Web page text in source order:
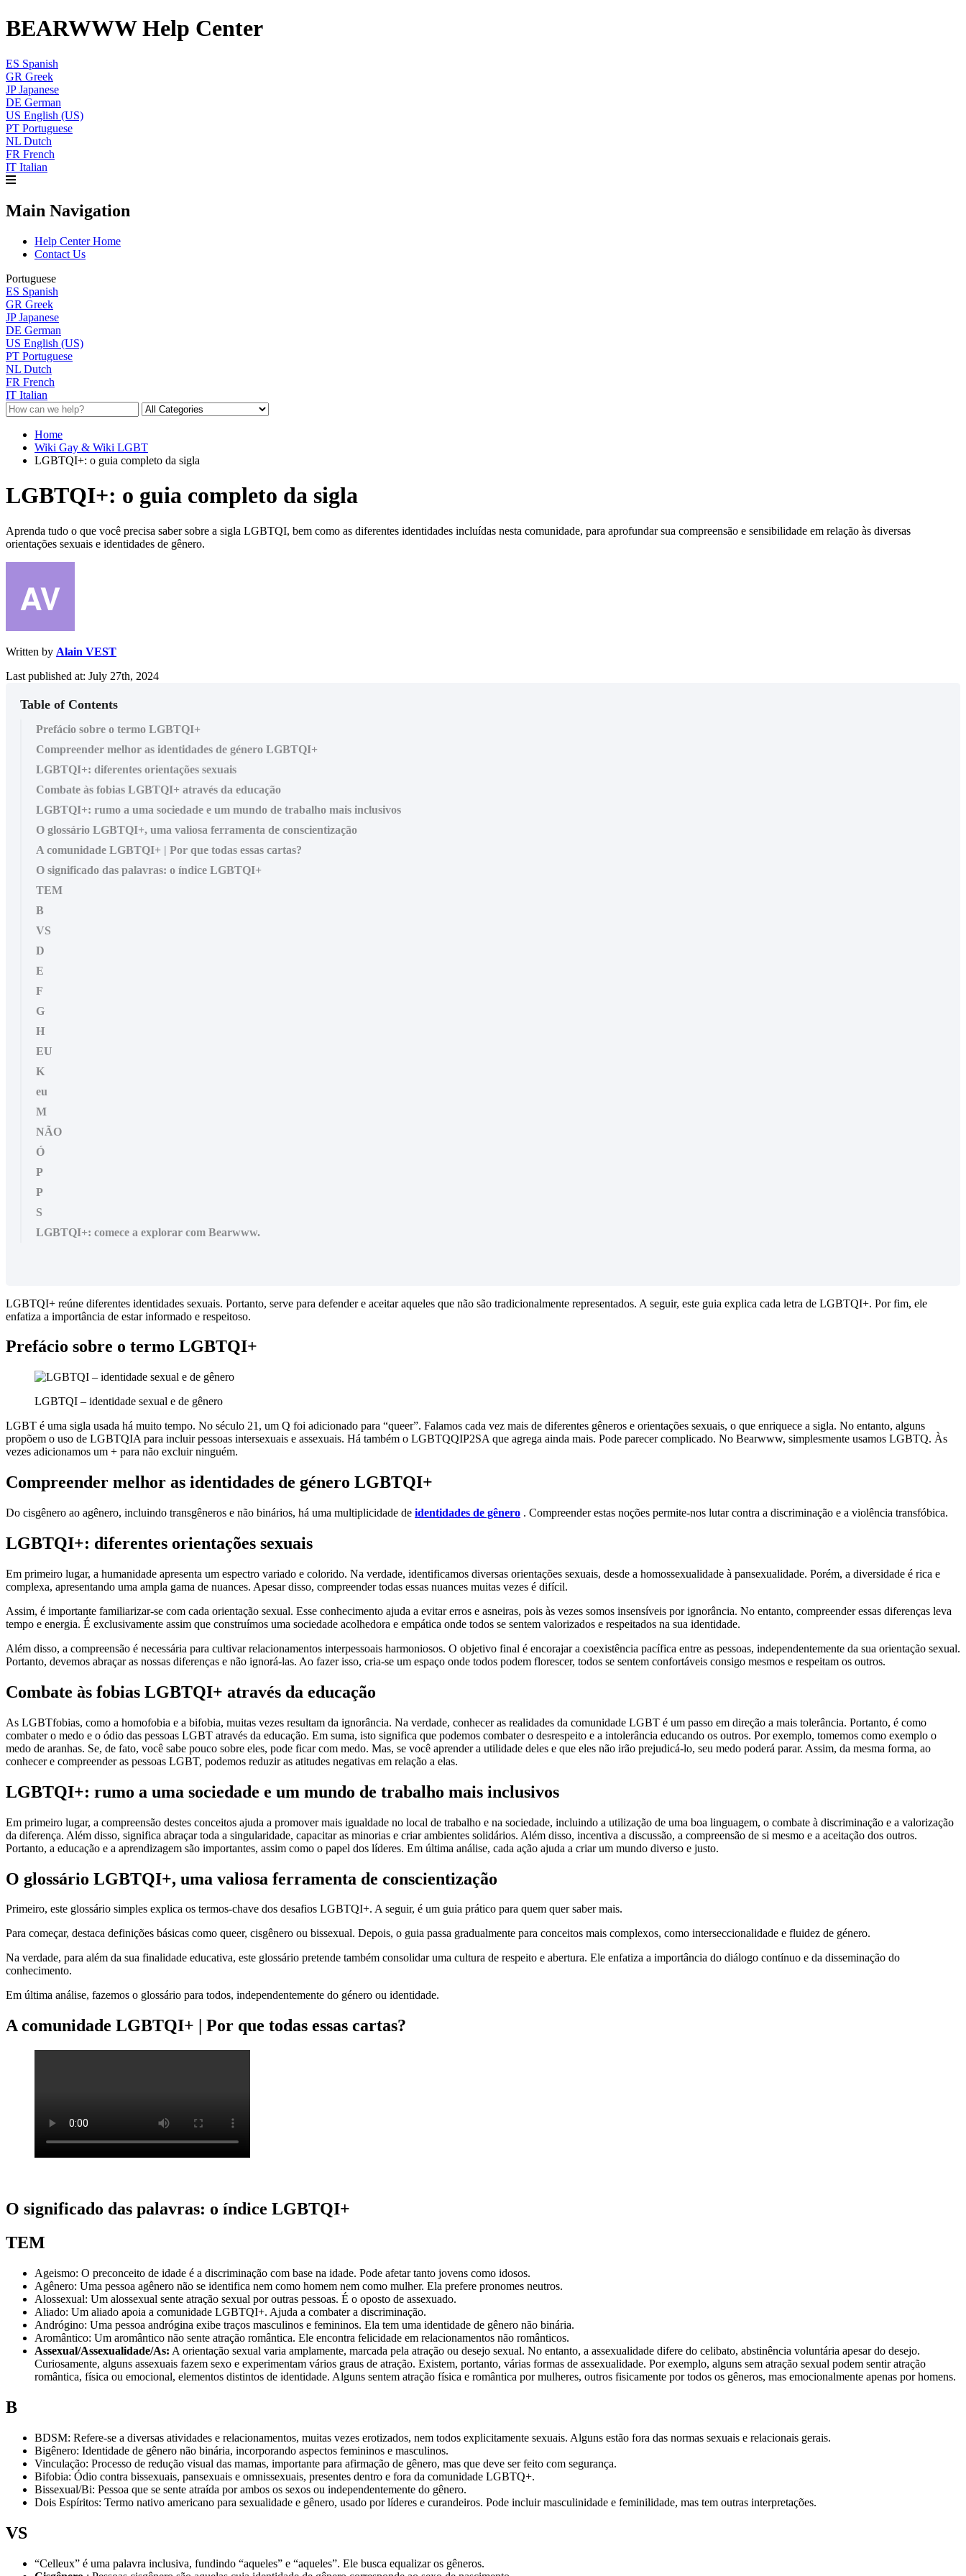
BEARWWW Help Center
ES Spanish
GR Greek
JP Japanese
DE German
US English (US)
PT Portuguese
NL Dutch
FR French
IT Italian
Main Navigation
Help Center Home
Contact Us
Portuguese
ES Spanish
GR Greek
JP Japanese
DE German
US English (US)
PT Portuguese
NL Dutch
FR French
IT Italian
Home
Wiki Gay & Wiki LGBT
LGBTQI+: o guia completo da sigla
LGBTQI+: o guia completo da sigla
Aprenda tudo o que você precisa saber sobre a sigla LGBTQI, bem como as diferentes identidades incluídas nesta comunidade, para aprofundar sua compreensão e sensibilidade em relação às diversas
orientações sexuais e identidades de gênero.
Written by Alain VEST
Last published at: July 27th, 2024
Table of Contents
Prefácio sobre o termo LGBTQI+
Compreender melhor as identidades de género LGBTQI+
LGBTQI+: diferentes orientações sexuais
Combate às fobias LGBTQI+ através da educação
LGBTQI+: rumo a uma sociedade e um mundo de trabalho mais inclusivos
O glossário LGBTQI+, uma valiosa ferramenta de conscientização
A comunidade LGBTQI+ | Por que todas essas cartas?
O significado das palavras: o índice LGBTQI+
TEM
B
VS
D
E
F
G
H
EU
K
eu
M
NÃO
Ó
P
P
S
LGBTQI+: comece a explorar com Bearwww.
LGBTQI+ reúne diferentes identidades sexuais. Portanto, serve para defender e aceitar aqueles que não são tradicionalmente representados. A seguir, este guia explica cada letra de LGBTQI+. Por fim, ele
enfatiza a importância de estar informado e respeitoso.
Prefácio sobre o termo LGBTQI+
LGBTQI – identidade sexual e de gênero
LGBT é uma sigla usada há muito tempo. No século 21, um Q foi adicionado para “queer”. Falamos cada vez mais de diferentes gêneros e orientações sexuais, o que enriquece a sigla. No entanto, alguns
propõem o uso de LGBTQIA para incluir pessoas intersexuais e assexuais. Há também o LGBTQQIP2SA que agrega ainda mais. Pode parecer complicado. No Bearwww, simplesmente usamos LGBTQ. Às
vezes adicionamos um + para não excluir ninguém.
Compreender melhor as identidades de género LGBTQI+
Do cisgênero ao agênero, incluindo transgêneros e não binários, há uma multiplicidade de identidades de gênero . Compreender estas noções permite-nos lutar contra a discriminação e a violência transfóbica.
LGBTQI+: diferentes orientações sexuais
Em primeiro lugar, a humanidade apresenta um espectro variado e colorido. Na verdade, identificamos diversas orientações sexuais, desde a homossexualidade à pansexualidade. Porém, a diversidade é rica e
complexa, apresentando uma ampla gama de nuances. Apesar disso, compreender todas essas nuances muitas vezes é difícil.
Assim, é importante familiarizar-se com cada orientação sexual. Esse conhecimento ajuda a evitar erros e asneiras, pois às vezes somos insensíveis por ignorância. No entanto, compreender essas diferenças leva
tempo e energia. É exclusivamente assim que construímos uma sociedade acolhedora e empática onde todos se sentem valorizados e respeitados na sua identidade.
Além disso, a compreensão é necessária para cultivar relacionamentos interpessoais harmoniosos. O objetivo final é encorajar a coexistência pacífica entre as pessoas, independentemente da sua orientação sexual.
Portanto, devemos abraçar as nossas diferenças e não ignorá-las. Ao fazer isso, cria-se um espaço onde todos podem florescer, todos se sentem confortáveis consigo mesmos e respeitam os outros.
Combate às fobias LGBTQI+ através da educação
As LGBTfobias, como a homofobia e a bifobia, muitas vezes resultam da ignorância. Na verdade, conhecer as realidades da comunidade LGBT é um passo em direção a mais tolerância. Portanto, é como
combater o medo e o ódio das pessoas LGBT através da educação. Em suma, isto significa que podemos combater o desrespeito e a intolerância educando os outros. Por exemplo, tomemos como exemplo o
medo de aranhas. Se, de fato, você sabe pouco sobre eles, pode ficar com medo. Mas, se você aprender a utilidade deles e que eles não irão prejudicá-lo, seu medo poderá parar. Assim, da mesma forma, ao
conhecer e compreender as pessoas LGBT, podemos reduzir as atitudes negativas em relação a elas.
LGBTQI+: rumo a uma sociedade e um mundo de trabalho mais inclusivos
Em primeiro lugar, a compreensão destes conceitos ajuda a promover mais igualdade no local de trabalho e na sociedade, incluindo a utilização de uma boa linguagem, o combate à discriminação e a valorização
da diferença. Além disso, significa abraçar toda a singularidade, capacitar as minorias e criar ambientes solidários. Além disso, incentiva a discussão, a compreensão de si mesmo e a aceitação dos outros.
Portanto, a educação e a aprendizagem são importantes, assim como o papel dos líderes. Em última análise, cada ação ajuda a criar um mundo diverso e justo.
O glossário LGBTQI+, uma valiosa ferramenta de conscientização
Primeiro, este glossário simples explica os termos-chave dos desafios LGBTQI+. A seguir, é um guia prático para quem quer saber mais.
Para começar, destaca definições básicas como queer, cisgênero ou bissexual. Depois, o guia passa gradualmente para conceitos mais complexos, como interseccionalidade e fluidez de género.
Na verdade, para além da sua finalidade educativa, este glossário pretende também consolidar uma cultura de respeito e abertura. Ele enfatiza a importância do diálogo contínuo e da disseminação do
conhecimento.
Em última análise, fazemos o glossário para todos, independentemente do género ou identidade.
A comunidade LGBTQI+ | Por que todas essas cartas?
O significado das palavras: o índice LGBTQI+
TEM
Ageismo: O preconceito de idade é a discriminação com base na idade. Pode afetar tanto jovens como idosos.
Agênero: Uma pessoa agênero não se identifica nem como homem nem como mulher. Ela prefere pronomes neutros.
Alossexual: Um alossexual sente atração sexual por outras pessoas. É o oposto de assexuado.
Aliado: Um aliado apoia a comunidade LGBTQI+. Ajuda a combater a discriminação.
Andrógino: Uma pessoa andrógina exibe traços masculinos e femininos. Ela tem uma identidade de gênero não binária.
Aromântico: Um aromântico não sente atração romântica. Ele encontra felicidade em relacionamentos não românticos.
Assexual/Assexualidade/As: A orientação sexual varia amplamente, marcada pela atração ou desejo sexual. No entanto, a assexualidade difere do celibato, abstinência voluntária apesar do desejo.
Curiosamente, alguns assexuais fazem sexo e experimentam vários graus de atração. Existem, portanto, várias formas de assexualidade. Por exemplo, alguns sem atração sexual podem sentir atração
romântica, física ou emocional, elementos distintos de identidade. Alguns sentem atração física e romântica por mulheres, outros fisicamente por todos os gêneros, mas emocionalmente apenas por homens.
B
BDSM: Refere-se a diversas atividades e relacionamentos, muitas vezes erotizados, nem todos explicitamente sexuais. Alguns estão fora das normas sexuais e relacionais gerais.
Bigênero: Identidade de gênero não binária, incorporando aspectos femininos e masculinos.
Vinculação: Processo de redução visual das mamas, importante para afirmação de gênero, mas que deve ser feito com segurança.
Bifobia: Ódio contra bissexuais, pansexuais e omnissexuais, presentes dentro e fora da comunidade LGBTQ+.
Bissexual/Bi: Pessoa que se sente atraída por ambos os sexos ou independentemente do gênero.
Dois Espíritos: Termo nativo americano para sexualidade e gênero, usado por líderes e curandeiros. Pode incluir masculinidade e feminilidade, mas tem outras interpretações.
VS
“Celleux” é uma palavra inclusiva, fundindo “aqueles” e “aqueles”. Ele busca equalizar os gêneros.